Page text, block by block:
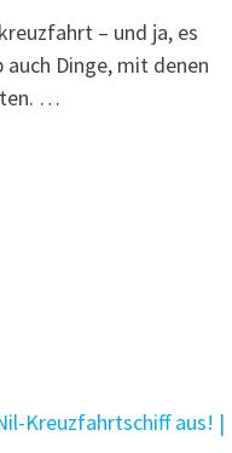
– und ja, es
Dinge, mit denen
…